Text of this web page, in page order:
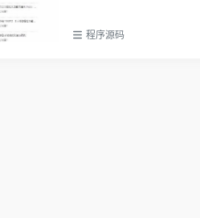
程序源码